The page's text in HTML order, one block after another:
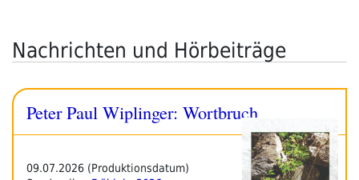
Nachrichten und Hörbeiträge
Peter Paul Wiplinger: Wortbruch
09.07.2026 (Produktionsdatum)